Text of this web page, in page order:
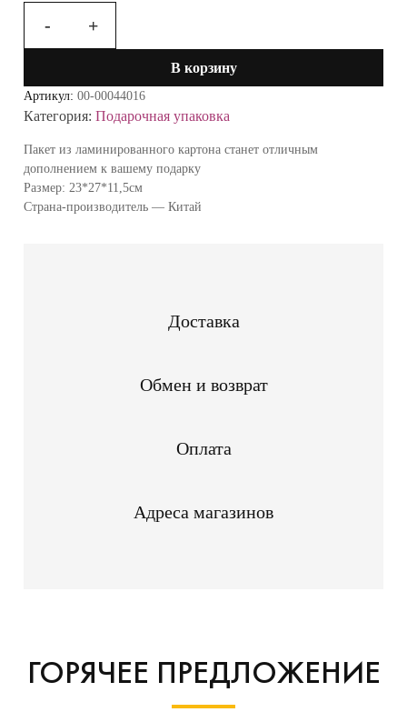
-
Количество
ламинированный
"С
Защитника
Отечества,
23
февраля"
+
В корзину
Артикул:00-00044016
Категория:Подарочная упаковка
Пакет из ламинированного картона станет отличным
дополнением к вашему подарку
Размер: 23*27*11,5см
Страна-производитель — Китай
Доставка
Обмен и возврат
Оплата
Адреса магазинов
ГОРЯЧЕЕ ПРЕДЛОЖЕНИЕ